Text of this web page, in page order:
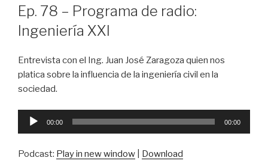
EN
Ep. 78 – Programa de radio:
Ingeniería XXI
Entrevista con el Ing. Juan José Zaragoza quien nos
platica sobre la influencia de la ingeniería civil en la
sociedad.
Reproductor
00:00 00:00
Podcast: Play in new window Download